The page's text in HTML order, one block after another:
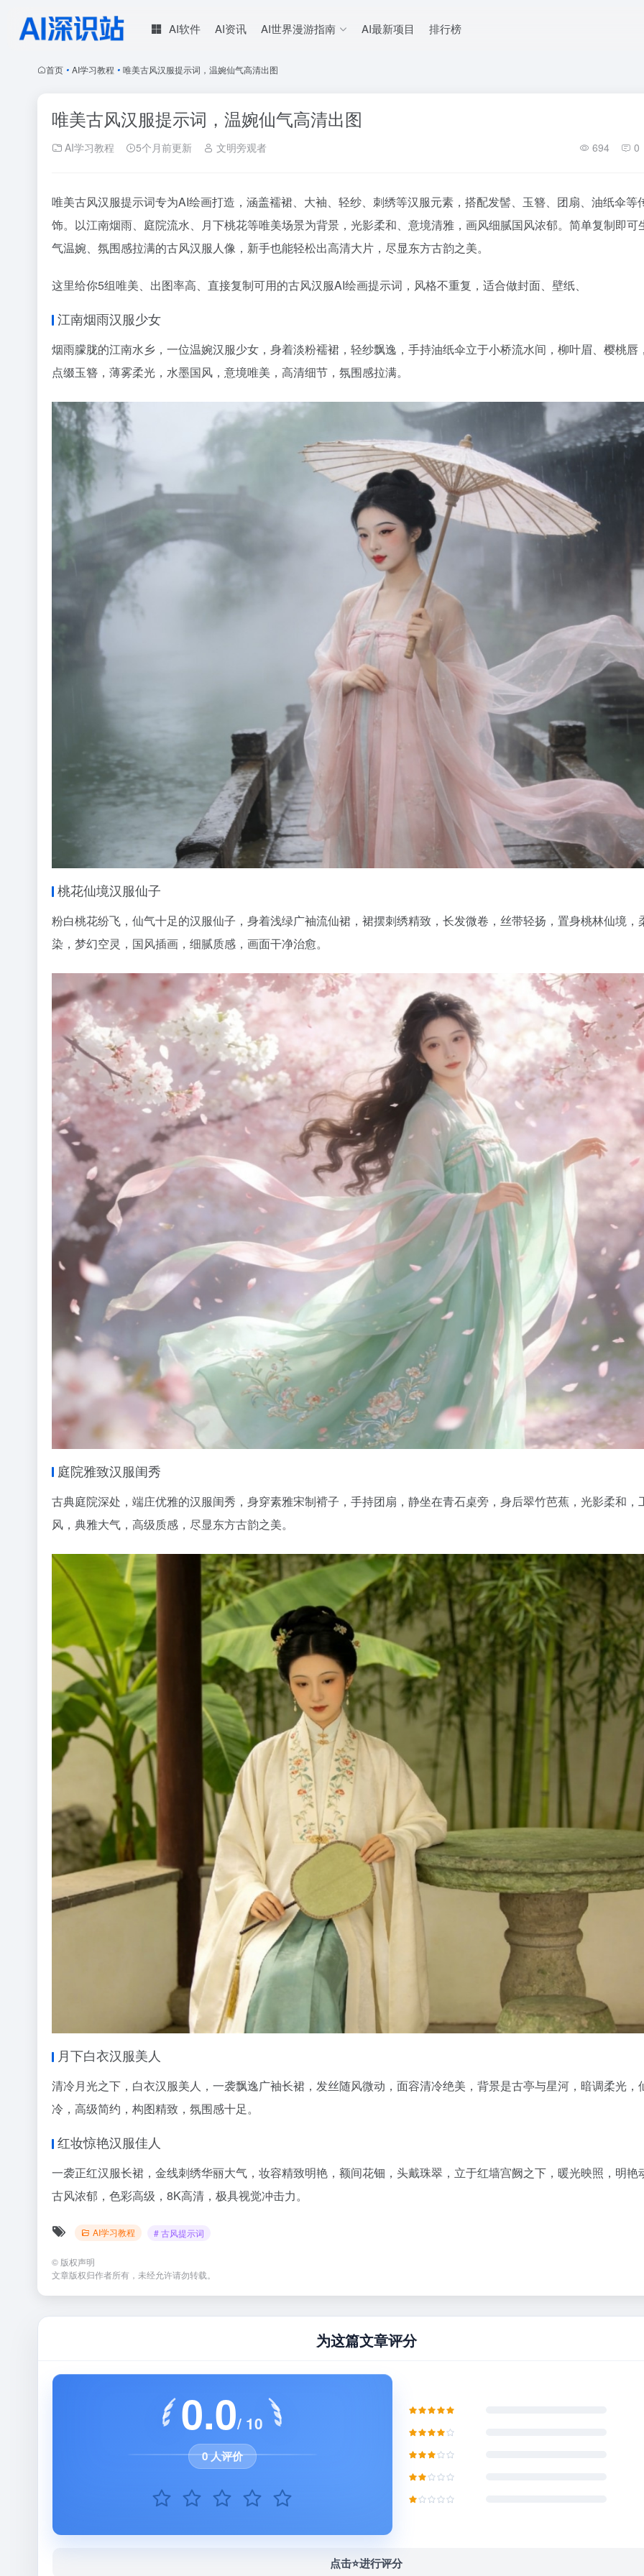
AI软件 AI资讯 AI世界漫游指南 AI最新项目 排行榜
首页 • AI学习教程 • 唯美古风汉服提示词，温婉仙气高清出图
唯美古风汉服提示词，温婉仙气高清出图
AI学习教程 5个月前更新 文明旁观者 694 0
唯美古风汉服提示词专为AI绘画打造，涵盖襦裙、大袖、轻纱、刺绣等汉服元素，搭配发髻、玉簪、团扇、油纸伞等
饰。以江南烟雨、庭院流水、月下桃花等唯美场景为背景，光影柔和、意境清雅，画风细腻国风浓郁。简单复制即可
气温婉、氛围感拉满的古风汉服人像，新手也能轻松出高清大片，尽显东方古韵之美。
这里给你5组唯美、出图率高、直接复制可用的古风汉服AI绘画提示词，风格不重复，适合做封面、壁纸、
江南烟雨汉服少女
烟雨朦胧的江南水乡，一位温婉汉服少女，身着淡粉襦裙，轻纱飘逸，手持油纸伞立于小桥流水间，柳叶眉、樱桃唇
点缀玉簪，薄雾柔光，水墨国风，意境唯美，高清细节，氛围感拉满。
桃花仙境汉服仙子
粉白桃花纷飞，仙气十足的汉服仙子，身着浅绿广袖流仙裙，裙摆刺绣精致，长发微卷，丝带轻扬，置身桃林仙境，
染，梦幻空灵，国风插画，细腻质感，画面干净治愈。
庭院雅致汉服闺秀
古典庭院深处，端庄优雅的汉服闺秀，身穿素雅宋制褙子，手持团扇，静坐在青石桌旁，身后翠竹芭蕉，光影柔和，
风，典雅大气，高级质感，尽显东方古韵之美。
月下白衣汉服美人
清冷月光之下，白衣汉服美人，一袭飘逸广袖长裙，发丝随风微动，面容清冷绝美，背景是古亭与星河，暗调柔光，
冷，高级简约，构图精致，氛围感十足。
红妆惊艳汉服佳人
一袭正红汉服长裙，金线刺绣华丽大气，妆容精致明艳，额间花钿，头戴珠翠，立于红墙宫阙之下，暖光映照，明艳
古风浓郁，色彩高级，8K高清，极具视觉冲击力。
AI学习教程 # 古风提示词
© 版权声明
文章版权归作者所有，未经允许请勿转载。
为这篇文章评分
0.0/ 10
0 人评价
点击⭐️进行评分